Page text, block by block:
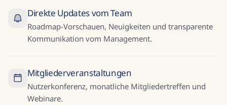
Direkte Updates vom Team
Roadmap-Vorschauen, Neuigkeiten und transparente
Kommunikation vom Management.
Mitgliederveranstaltungen
Nutzerkonferenz, monatliche Mitgliedertreffen und
Webinare.